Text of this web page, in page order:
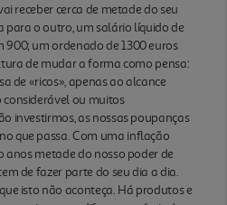
receber cerca de metade do seu
para o outro, um salário líquido de
um ordenado de 1300 euros
de mudar a forma como pensa:
de «ricos», apenas ao alcance
ou muitos
investirmos, as nossas poupanças
que passa. Com uma inflação
anos metade do nosso poder de
de fazer parte do seu dia a dia.
isto não aconteça. Há produtos e